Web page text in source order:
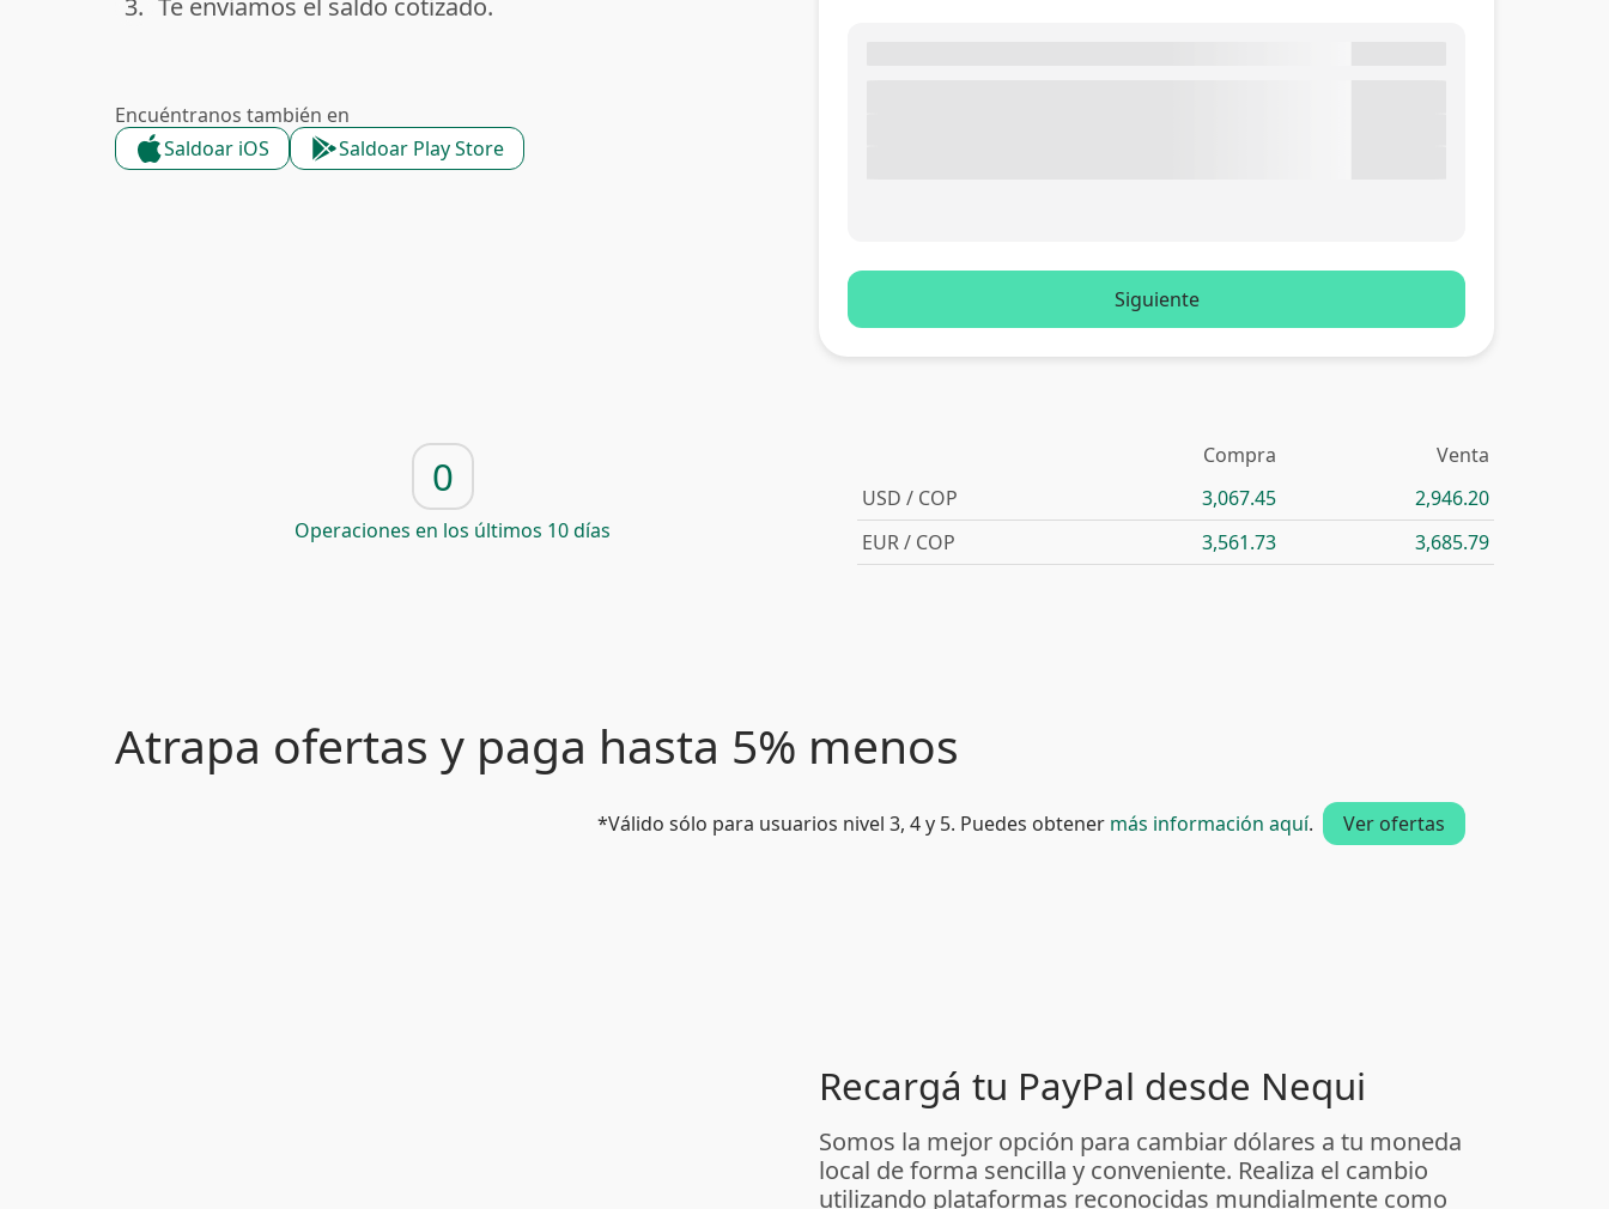
done
3. Te enviamos el saldo cotizado.
Encuéntranos también en
Saldoar iOS
Saldoar Play Store
Siguiente
0
Operaciones en los últimos 10 días
Compra
Venta
USD / COP
3,067.45
2,946.20
EUR / COP
3,561.73 3,685.79
Atrapa ofertas y paga hasta 5% menos
*Válido sólo para usuarios nivel 3, 4 y 5. Puedes obtener más información aquí. Ver ofertas
Recargá tu PayPal desde Nequi
Somos la mejor opción para cambiar dólares a tu moneda
local de forma sencilla y conveniente. Realiza el cambio
utilizando plataformas reconocidas mundialmente como